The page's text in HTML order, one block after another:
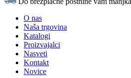
O nas
Naša trgovina
Katalogi
Proizvajalci
Nasveti
Kontakt
Novice